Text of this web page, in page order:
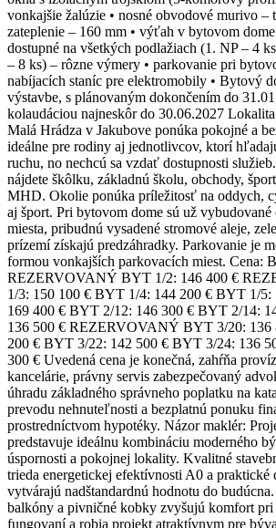
vonkajšie žalúzie • nosné obvodové murivo –
zateplenie – 160 mm • výťah v bytovom
dostupné na všetkých podlažiach (1. NP – 4
– 8 ks) – rôzne výmery • parkovanie pri
nabíjacích staníc pre elektromobily • Bytový
výstavbe, s plánovaným dokončením do
kolaudáciou najneskôr do 30.06.2027
Malá Hrádza v Jakubove ponúka pokojné a
ideálne pre rodiny aj jednotlivcov, ktorí
ruchu, no nechcú sa vzdať dostupnosti
nájdete škôlku, základnú školu, obchody,
MHD. Okolie ponúka príležitosť na oddych,
aj šport. Pri bytovom dome sú už
miesta, pribudnú vysadené stromové aleje,
prízemí získajú predzáhradky. Parkovanie je
formou vonkajších parkovacích miest. Cena:
REZERVOVANÝ BYT 1/2: 146 400 €
1/3: 150 100 € BYT 1/4: 144 200 € BYT 1/
169 400 € BYT 2/12: 146 300 € BYT 2/14:
136 500 € REZERVOVANÝ BYT 3/20: 136
200 € BYT 3/22: 142 500 € BYT 3/24: 136
300 € Uvedená cena je konečná, zahŕňa
kancelárie, právny servis zabezpečovaný
úhradu základného správneho poplatku na
prevodu nehnuteľnosti a bezplatnú ponuku
prostredníctvom hypotéky. Názor maklér:
predstavuje ideálnu kombináciu moderného
úspornosti a pokojnej lokality. Kvalitné
trieda energetickej efektívnosti A0 a praktické
vytvárajú nadštandardnú hodnotu do
balkóny a pivničné kobky zvyšujú komfort pri
fungovaní a robia projekt atraktívnym pre